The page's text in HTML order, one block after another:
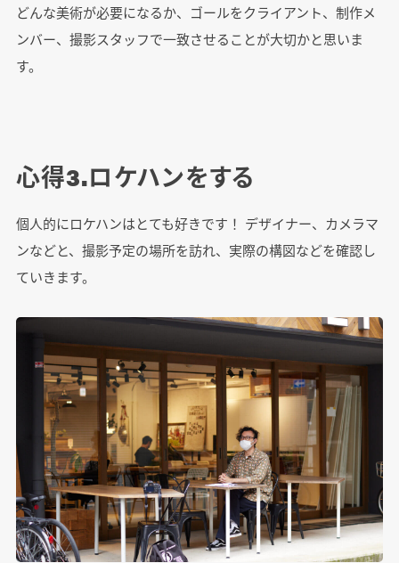
どんな美術が必要になるか、ゴールをクライアント、制作メ
ンバー、撮影スタッフで一致させることが大切かと思いま
す。
心得3.ロケハンをする
個人的にロケハンはとても好きです！ デザイナー、カメラマ
ンなどと、撮影予定の場所を訪れ、実際の構図などを確認し
ていきます。